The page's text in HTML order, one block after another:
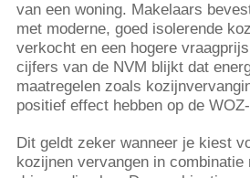
van een woning. Makelaars
met moderne, goed isolerende
verkocht en een hogere
cijfers van de NVM blijkt dat
maatregelen zoals
positief effect hebben op de
Dit geldt zeker wanneer je kiest
kozijnen vervangen in combinatie